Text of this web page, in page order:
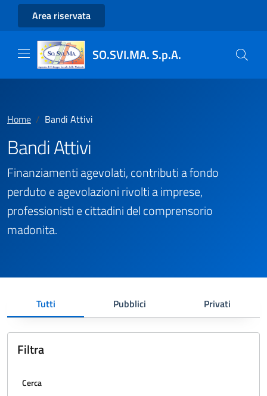
Area riservata
SO.SVI.MA. S.p.A.
Home Bandi Attivi
Bandi Attivi
Finanziamenti agevolati, contributi a fondo
perduto e agevolazioni rivolti a imprese,
professionisti e cittadini del comprensorio
madonita.
Tutti Pubblici Privati
Filtra
Cerca